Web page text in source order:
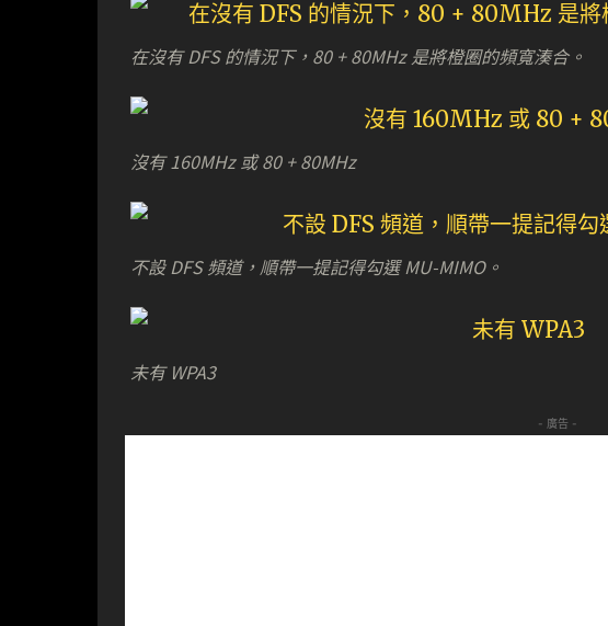
在沒有 DFS 的情況下，80 + 80MHz 是將橙圈的頻寬湊合。
沒有 160MHz 或 80 + 80MHz
不設 DFS 頻道，順帶一提記得勾選 MU-MIMO。
未有 WPA3
- 廣告 -